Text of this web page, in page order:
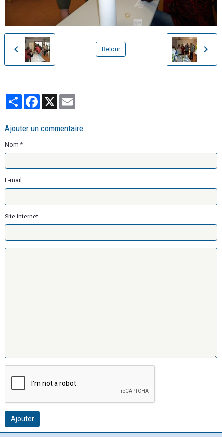
Retour
PartagerFacebook
X
Ajouter un commentaire
Nom
E-mail
Site Internet
Ajouter